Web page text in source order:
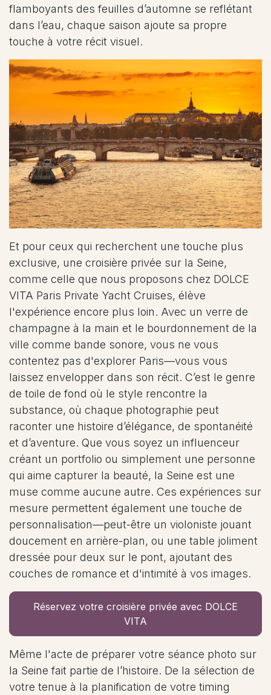
flamboyants des feuilles d’automne se reflétant
dans l’eau, chaque saison ajoute sa propre
touche à votre récit visuel.
Et pour ceux qui recherchent une touche plus
exclusive, une croisière privée sur la Seine,
comme celle que nous proposons chez DOLCE
VITA Paris Private Yacht Cruises, élève
l'expérience encore plus loin. Avec un verre de
champagne à la main et le bourdonnement de la
ville comme bande sonore, vous ne vous
contentez pas d'explorer Paris—vous vous
laissez envelopper dans son récit. C’est le genre
de toile de fond où le style rencontre la
substance, où chaque photographie peut
raconter une histoire d’élégance, de spontanéité
et d’aventure. Que vous soyez un influenceur
créant un portfolio ou simplement une personne
qui aime capturer la beauté, la Seine est une
muse comme aucune autre. Ces expériences sur
mesure permettent également une touche de
personnalisation—peut-être un violoniste jouant
doucement en arrière-plan, ou une table joliment
dressée pour deux sur le pont, ajoutant des
couches de romance et d'intimité à vos images.
Réservez votre croisière privée avec DOLCE
VITA
Même l'acte de préparer votre séance photo sur
la Seine fait partie de l’histoire. De la sélection de
votre tenue à la planification de votre timing